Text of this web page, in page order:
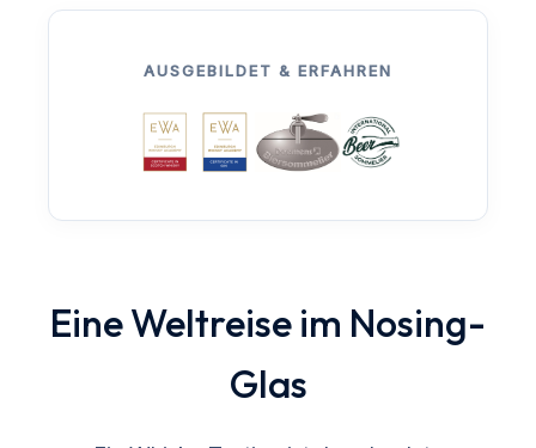
AUSGEBILDET & ERFAHREN
Eine Weltreise im Nosing-
Glas